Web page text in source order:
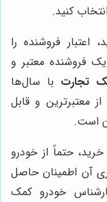
کنید.
اعتبار فروشنده را
فروشنده معتبر و
تجارت با سال‌ها
معتبرترین و قابل
است.
خرید، حتماً از خودرو
آن اطمینان حاصل
خودرو کمک